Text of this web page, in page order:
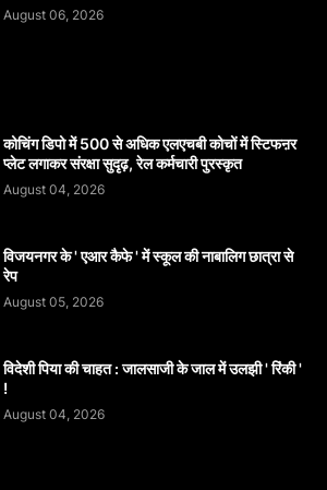
August 06, 2026
कोचिंग डिपो में 500 से अधिक एलएचबी कोचों में स्टिफऩर
प्लेट लगाकर संरक्षा सुदृढ़, रेल कर्मचारी पुरस्कृत
August 04, 2026
विजयनगर के ' एआर कैफे ' में स्कूल की नाबालिग छात्रा से
रेप
August 05, 2026
विदेशी पिया की चाहत : जालसाजी के जाल में उलझी ' रिंकी '
!
August 04, 2026